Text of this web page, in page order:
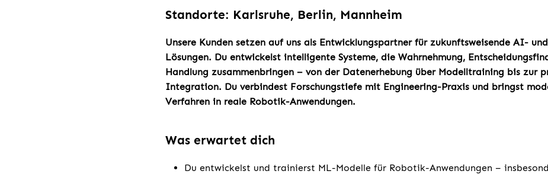
Standorte: Karlsruhe, Berlin, Mannheim
Unsere Kunden setzen auf uns als Entwicklungspartner für zukunftsweisende AI-
Lösungen. Du entwickelst intelligente Systeme, die Wahrnehmung,
Handlung zusammenbringen – von der Datenerhebung über Modelltraining bis zur
Integration. Du verbindest Forschungstiefe mit Engineering-Praxis und bringst
Verfahren in reale Robotik-Anwendungen.
Was erwartet dich
Du entwickelst und trainierst ML-Modelle für Robotik-Anwendungen –